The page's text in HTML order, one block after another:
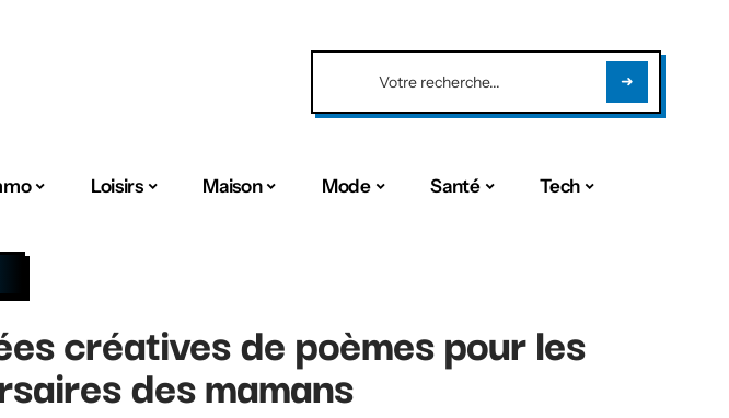
Loisirs Maison Mode Santé Tech
créatives de poèmes pour les
des mamans